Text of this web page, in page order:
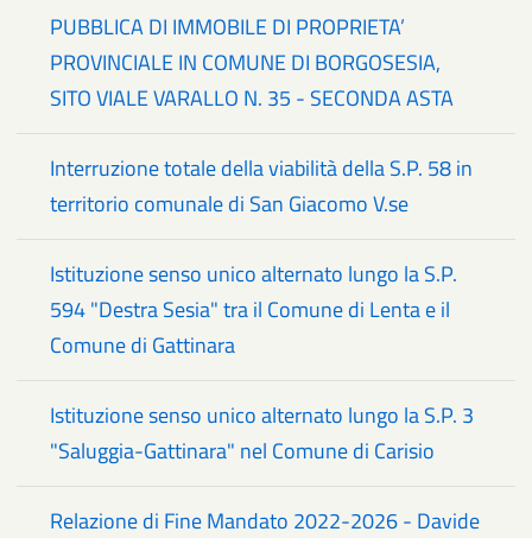
PUBBLICA DI IMMOBILE DI PROPRIETA’
PROVINCIALE IN COMUNE DI BORGOSESIA,
SITO VIALE VARALLO N. 35 - SECONDA ASTA
Interruzione totale della viabilità della S.P. 58 in
territorio comunale di San Giacomo V.se
Istituzione senso unico alternato lungo la S.P.
594 "Destra Sesia" tra il Comune di Lenta e il
Comune di Gattinara
Istituzione senso unico alternato lungo la S.P. 3
"Saluggia-Gattinara" nel Comune di Carisio
Relazione di Fine Mandato 2022-2026 - Davide